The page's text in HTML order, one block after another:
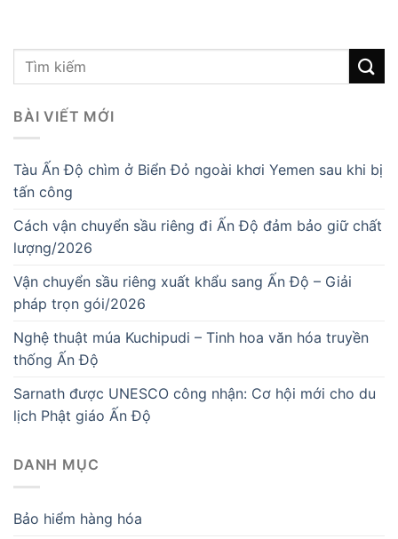
BÀI VIẾT MỚI
Tàu Ấn Độ chìm ở Biển Đỏ ngoài khơi Yemen sau khi bị
tấn công
Cách vận chuyển sầu riêng đi Ấn Độ đảm bảo giữ chất
lượng/2026
Vận chuyển sầu riêng xuất khẩu sang Ấn Độ – Giải
pháp trọn gói/2026
Nghệ thuật múa Kuchipudi – Tinh hoa văn hóa truyền
thống Ấn Độ
Sarnath được UNESCO công nhận: Cơ hội mới cho du
lịch Phật giáo Ấn Độ
DANH MỤC
Bảo hiểm hàng hóa